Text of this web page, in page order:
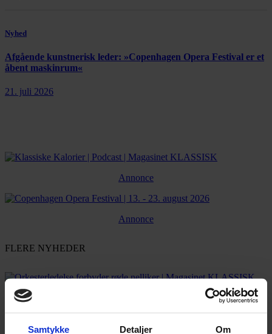
Samtykke Detaljer Om
Nyhed
Afgående kunstnerisk leder: »Copenhagen Opera Festival er et
åbent maskinrum«
21. juli 2026
Annonce
Annonce
FLERE NYHEDER